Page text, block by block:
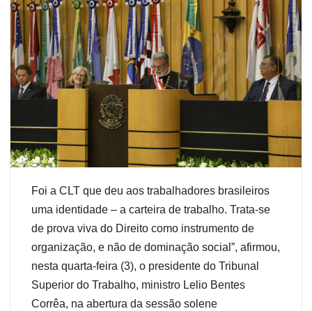
Foi a CLT que deu aos trabalhadores brasileiros
uma identidade – a carteira de trabalho. Trata-se
de prova viva do Direito como instrumento de
organização, e não de dominação social”, afirmou,
nesta quarta-feira (3), o presidente do Tribunal
Superior do Trabalho, ministro Lelio Bentes
Corrêa, na abertura da sessão solene